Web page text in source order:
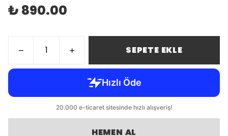
₺ 890.00
SEPETE EKLE
HEMEN AL